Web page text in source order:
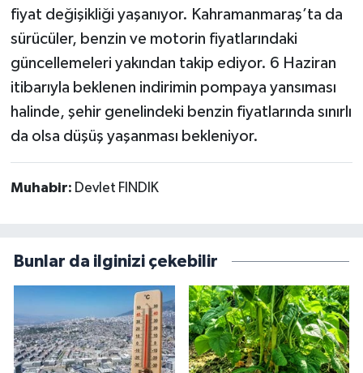
fiyat değişikliği yaşanıyor. Kahramanmaraş’ta da
sürücüler, benzin ve motorin fiyatlarındaki
güncellemeleri yakından takip ediyor. 6 Haziran
itibarıyla beklenen indirimin pompaya yansıması
halinde, şehir genelindeki benzin fiyatlarında sınırlı
da olsa düşüş yaşanması bekleniyor.
Muhabir: Devlet FINDIK
Bunlar da ilginizi çekebilir